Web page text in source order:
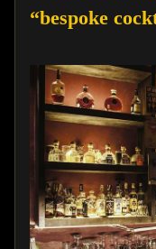
“bespoke